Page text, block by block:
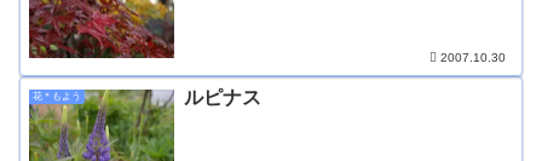
2007.10.30
花＊もよう ルピナス